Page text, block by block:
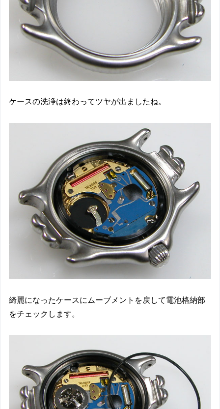
ケースの洗浄は終わってツヤが出ましたね。
綺麗になったケースにムーブメントを戻して電池格納部
をチェックします。